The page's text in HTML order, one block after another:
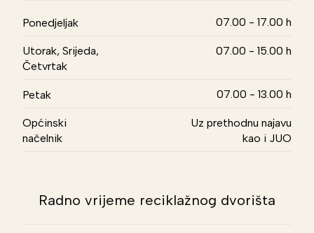
Ponedjeljak 07.00 - 17.00 h
Utorak, Srijeda,
Četvrtak
07.00 - 15.00 h
Petak 07.00 - 13.00 h
Općinski
načelnik
Uz prethodnu najavu
kao i JUO
Radno vrijeme reciklažnog dvorišta